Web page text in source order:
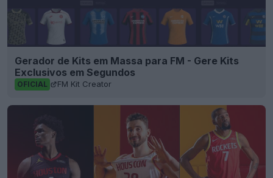
Gerador de Kits em Massa para FM - Gere Kits
Exclusivos em Segundos
OFICIAL FM Kit Creator